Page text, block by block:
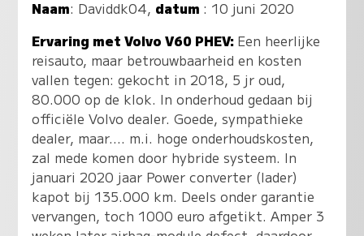
Naam: Daviddk04, datum : 10 juni 2020
Ervaring met Volvo V60 PHEV: Een heerlijke
reisauto, maar betrouwbaarheid en kosten
vallen tegen: gekocht in 2018, 5 jr oud,
80.000 op de klok. In onderhoud gedaan bij
officiële Volvo dealer. Goede, sympathieke
dealer, maar.... m.i. hoge onderhoudskosten,
zal mede komen door hybride systeem. In
januari 2020 jaar Power converter (lader)
kapot bij 135.000 km. Deels onder garantie
vervangen, toch 1000 euro afgetikt. Amper 3